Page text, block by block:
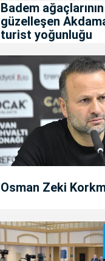
Badem
güzelleşen
turist yoğunluğu
Osman Zeki